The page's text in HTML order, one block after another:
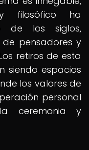
filosófico ha
de los siglos,
pensadores y
retiros de esta
siendo espacios
los valores de
personal
ceremonia y